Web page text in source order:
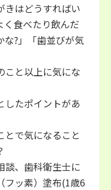
きはどうすればい
く食べたり飲んだ
な?」「歯並びが気
と以上に気にな
たポイントがあ
で気になること
、歯科衛生士に
フッ素）塗布(1歳6